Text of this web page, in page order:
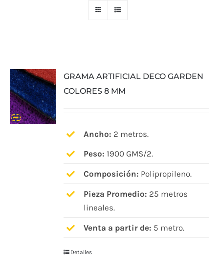
GRAMA ARTIFICIAL DECO GARDEN
COLORES 8 MM
Ancho: 2 metros.
Peso: 1900 GMS/2.
Composición: Polipropileno.
Pieza Promedio: 25 metros
lineales.
Venta a partir de: 5 metro.
Detalles